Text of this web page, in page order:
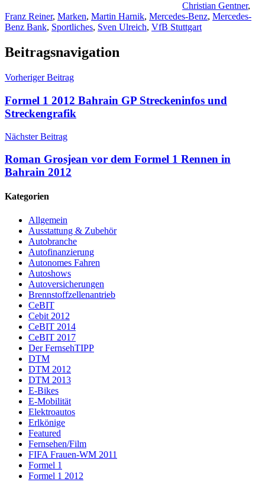
Christian Gentner,
Franz Reiner, Marken, Martin Harnik, Mercedes-Benz, Mercedes-
Benz Bank, Sportliches, Sven Ulreich, VfB Stuttgart
Beitragsnavigation
Vorheriger Beitrag
Formel 1 2012 Bahrain GP Streckeninfos und
Streckengrafik
Nächster Beitrag
Roman Grosjean vor dem Formel 1 Rennen in
Bahrain 2012
Kategorien
Allgemein
Ausstattung & Zubehör
Autobranche
Autofinanzierung
Autonomes Fahren
Autoshows
Autoversicherungen
Brennstoffzellenantrieb
CeBIT
Cebit 2012
CeBIT 2014
CeBIT 2017
Der FernsehTIPP
DTM
DTM 2012
DTM 2013
E-Bikes
E-Mobilität
Elektroautos
Erlkönige
Featured
Fernsehen/Film
FIFA Frauen-WM 2011
Formel 1
Formel 1 2012